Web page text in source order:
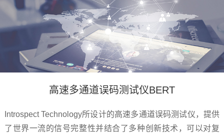
高速多通道误码测试仪BERT
Introspect Technology所设计的高速多通道误码测试仪，提供
了世界一流的信号完整性并结合了多种创新技术，可以对复